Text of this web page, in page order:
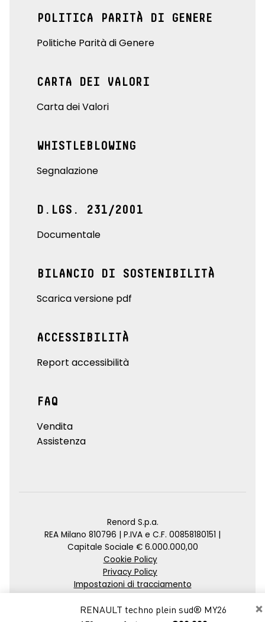
×
RENAULT techno plein sud® MY26
POLITICA PARITÀ DI GENERE
Politiche Parità di Genere
CARTA DEI VALORI
Carta dei Valori
WHISTLEBLOWING
Segnalazione
D.LGS. 231/2001
Documentale
BILANCIO DI SOSTENIBILITÀ
Scarica versione pdf
ACCESSIBILITÀ
Report accessibilità
FAQ
Vendita
Assistenza
Renord S.p.a.
REA Milano 810796 | P.IVA e C.F. 00858180151 |
Capitale Sociale € 6.000.000,00
Cookie Policy
Privacy Policy
Impostazioni di tracciamento
Credits
Agenzia SEO